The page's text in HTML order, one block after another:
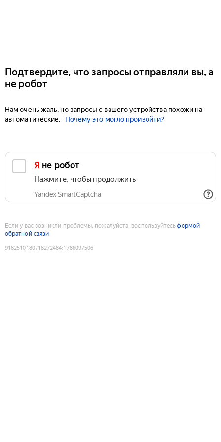
Подтвердите, что запросы отправляли вы, а
не робот
Нам очень жаль, но запросы с вашего устройства похожи на
автоматические.
Почему это могло произойти?
Я не робот
Нажмите, чтобы продолжить
Yandex SmartCaptcha
Если у вас возникли проблемы, пожалуйста, воспользуйтесьформой
обратной связи
9182510180718272484:1786097506